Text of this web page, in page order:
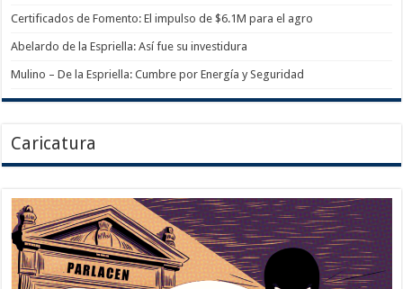
Certificados de Fomento: El impulso de $6.1M para el agro
Abelardo de la Espriella: Así fue su investidura
Mulino – De la Espriella: Cumbre por Energía y Seguridad
Caricatura